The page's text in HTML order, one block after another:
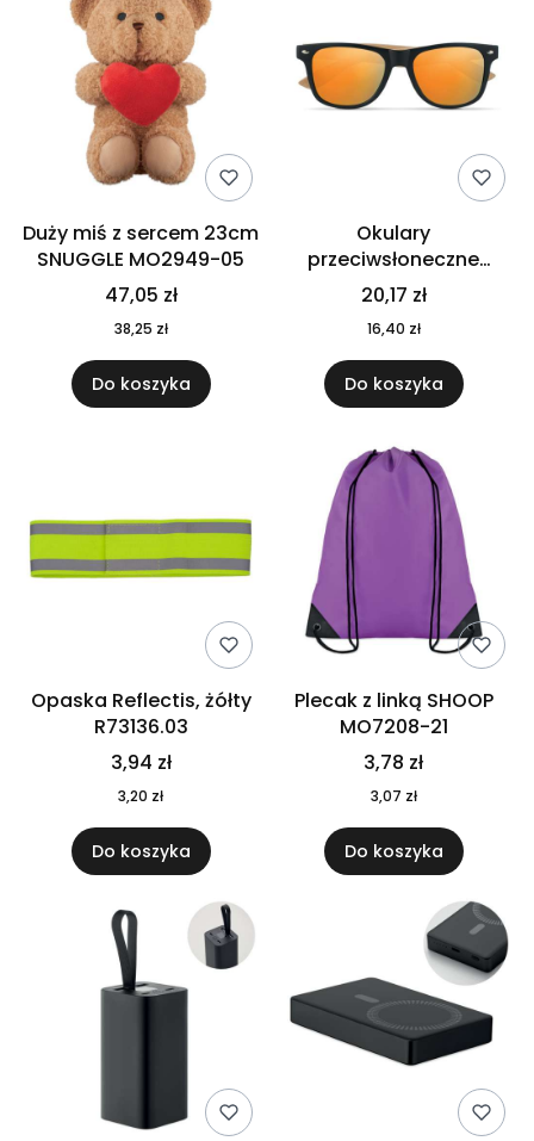
Duży miś z sercem 23cm
SNUGGLE MO2949-05
47,05 zł
38,25 zł
Do koszyka
Okulary
przeciwsłoneczne
CALIFORNIA TOUCH
MO9617-10
20,17 zł
16,40 zł
Do koszyka
Opaska Reflectis, żółty
R73136.03
3,94 zł
3,20 zł
Do koszyka
Plecak z linką SHOOP
MO7208-21
3,78 zł
3,07 zł
Do koszyka